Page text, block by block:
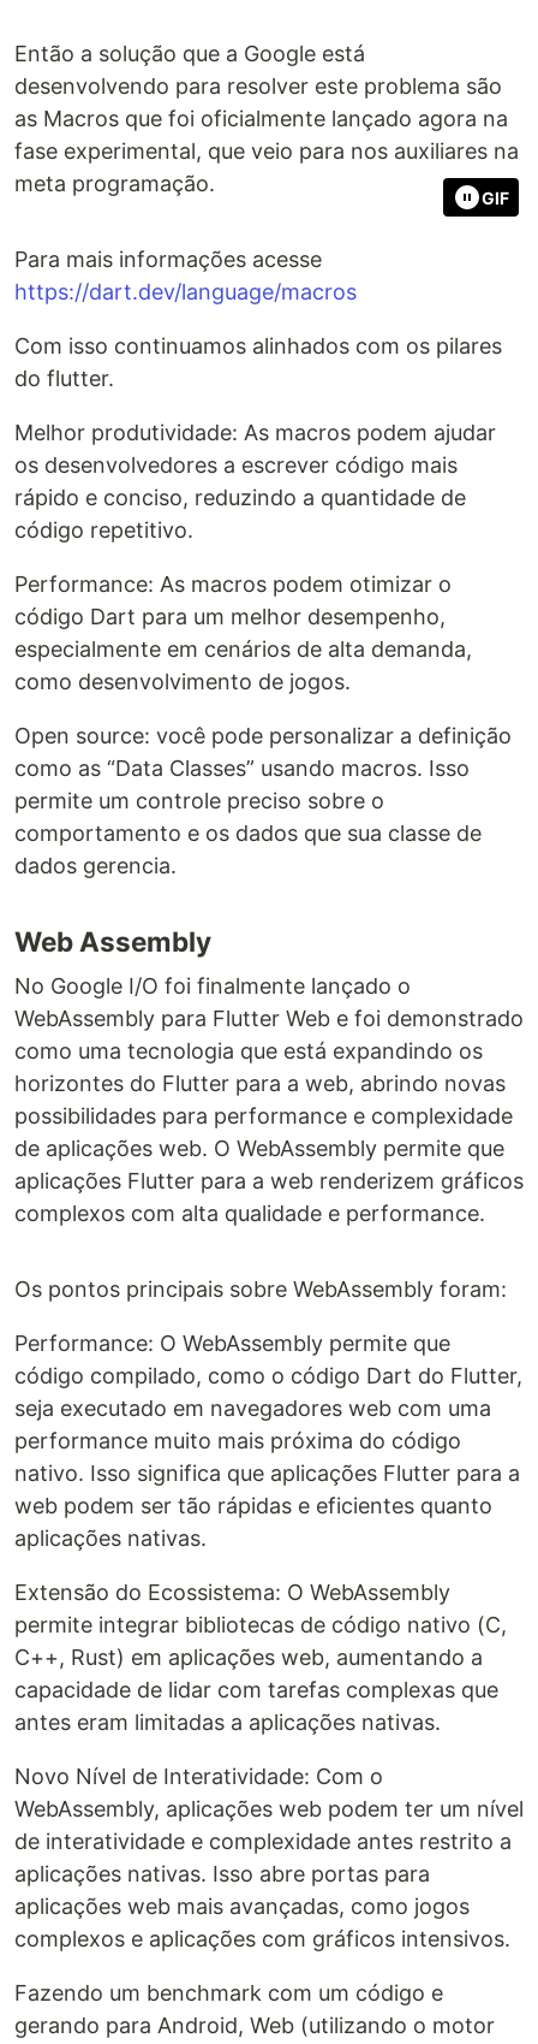
Então a solução que a Google está
desenvolvendo para resolver este problema são
as Macros que foi oficialmente lançado agora na
fase experimental, que veio para nos auxiliares na
meta programação.
GIF
Para mais informações acesse
https://dart.dev/language/macros
Com isso continuamos alinhados com os pilares
do flutter.
Melhor produtividade: As macros podem ajudar
os desenvolvedores a escrever código mais
rápido e conciso, reduzindo a quantidade de
código repetitivo.
Performance: As macros podem otimizar o
código Dart para um melhor desempenho,
especialmente em cenários de alta demanda,
como desenvolvimento de jogos.
Open source: você pode personalizar a definição
como as “Data Classes” usando macros. Isso
permite um controle preciso sobre o
comportamento e os dados que sua classe de
dados gerencia.
Web Assembly
No Google I/O foi finalmente lançado o
WebAssembly para Flutter Web e foi demonstrado
como uma tecnologia que está expandindo os
horizontes do Flutter para a web, abrindo novas
possibilidades para performance e complexidade
de aplicações web. O WebAssembly permite que
aplicações Flutter para a web renderizem gráficos
complexos com alta qualidade e performance.
Os pontos principais sobre WebAssembly foram:
Performance: O WebAssembly permite que
código compilado, como o código Dart do Flutter,
seja executado em navegadores web com uma
performance muito mais próxima do código
nativo. Isso significa que aplicações Flutter para a
web podem ser tão rápidas e eficientes quanto
aplicações nativas.
Extensão do Ecossistema: O WebAssembly
permite integrar bibliotecas de código nativo (C,
C++, Rust) em aplicações web, aumentando a
capacidade de lidar com tarefas complexas que
antes eram limitadas a aplicações nativas.
Novo Nível de Interatividade: Com o
WebAssembly, aplicações web podem ter um nível
de interatividade e complexidade antes restrito a
aplicações nativas. Isso abre portas para
aplicações web mais avançadas, como jogos
complexos e aplicações com gráficos intensivos.
Fazendo um benchmark com um código e
gerando para Android, Web (utilizando o motor